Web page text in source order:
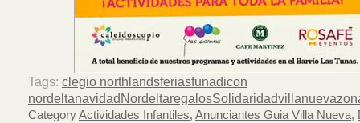
Tags: clegio northlandsferiasfunadicon
nordeltanavidad NordeltaregalosSolidaridadvillanueva
CategoryActividades Infantiles, Anunciantes Guia Villa Nueva,